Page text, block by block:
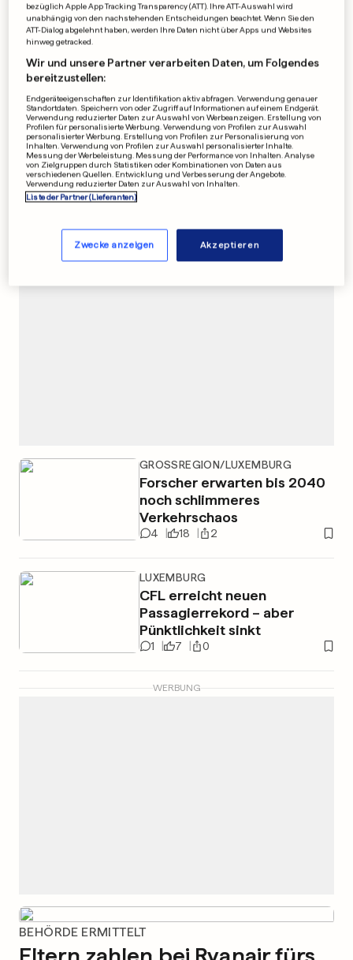
10.000 TICKETS VERKAUFT
Erster Personenzug fährt in
den Emiraten
HITZEWELLE
Auf diese Dinge müssen
Autofahrer jetzt besonders
achten
GROSSREGION/LUXEMBURG
Forscher erwarten bis 2040
noch schlimmeres
Verkehrschaos
4 18 2
LUXEMBURG
CFL erreicht neuen
Passagierrekord – aber
Pünktlichkeit sinkt
1 7 0
WERBUNG
BEHÖRDE ERMITTELT
bezüglich Apple App Tracking Transparency (ATT). Ihre ATT-Auswahl wird
unabhängig von den nachstehenden Entscheidungen beachtet. Wenn Sie den
ATT-Dialog abgelehnt haben, werden Ihre Daten nicht über Apps und Websites
hinweg getracked.
Wir und unsere Partner verarbeiten Daten, um Folgendes
bereitzustellen:
Endgeräteeigenschaften zur Identifikation aktiv abfragen. Verwendung genauer
Standortdaten. Speichern von oder Zugriff auf Informationen auf einem Endgerät.
Verwendung reduzierter Daten zur Auswahl von Werbeanzeigen. Erstellung von
Profilen für personalisierte Werbung. Verwendung von Profilen zur Auswahl
personalisierter Werbung. Erstellung von Profilen zur Personalisierung von
Inhalten. Verwendung von Profilen zur Auswahl personalisierter Inhalte.
Messung der Werbeleistung. Messung der Performance von Inhalten. Analyse
von Zielgruppen durch Statistiken oder Kombinationen von Daten aus
verschiedenen Quellen. Entwicklung und Verbesserung der Angebote.
Verwendung reduzierter Daten zur Auswahl von Inhalten.
Liste der Partner (Lieferanten)
Zwecke anzeigen Akzeptieren